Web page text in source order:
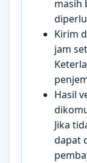
masih
Kirim
jam
Hasil
Jika
dapat